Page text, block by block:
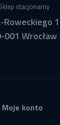
stacjonarny
Roweckiego
001 Wrocław
Moje konto